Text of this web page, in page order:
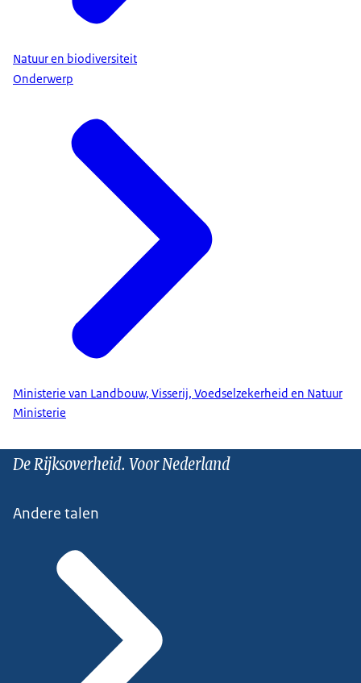
Natuur en biodiversiteit
Onderwerp
Ministerie van Landbouw, Visserij, Voedselzekerheid en Natuur
Ministerie
De Rijksoverheid. Voor Nederland
Andere talen